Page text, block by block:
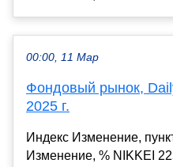
00:00, 11 Мар
Фондовый рынок,
2025 г.
Индекс Изменение,
Изменение, % NIKKEI